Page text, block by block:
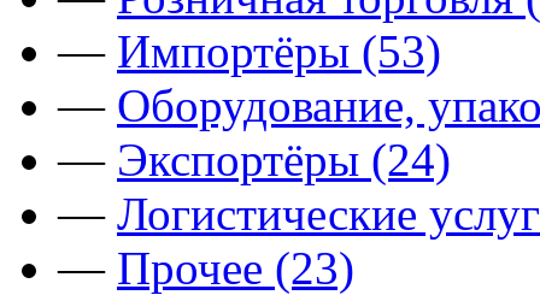
— Импортёры (53)
— Оборудование,
— Экспортёры (24)
— Логистические
— Прочее (23)